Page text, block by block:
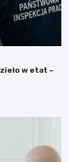
w etat –